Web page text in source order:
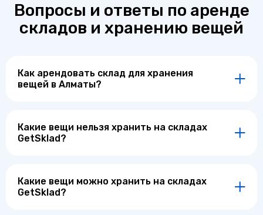
Вопросы и ответы по аренде
складов и хранению вещей
Как арендовать склад для хранения
вещей в Алматы?
Какие вещи нельзя хранить на складах
GetSklad?
Какие вещи можно хранить на складах
GetSklad?